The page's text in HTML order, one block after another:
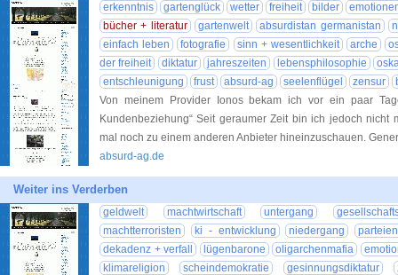
erkenntnis gartenglück wetter freiheit bilder
bücher + literatur
gartenwelt absurdistan germanistan
einfach leben
fotografie sinn + wesentlichkeit arche
der freiheit
diktatur jahreszeiten lebensphilosophie
entschleunigung
frust absurd-ag seelenflügel zensur
Von meinem Provider Ionos bekam ich vor ein paar
Kundenbeziehung“ Seit geraumer Zeit bin ich jedoch nicht
mal noch zu einem anderen Anbieter hineinzuschauen.
absurd-ag.de
Weiter ins Verderben
geldwelt machtwirtschaft untergang
machtterroristen
ki - entwicklung niedergang
dekadenz + verfall
lügenbarone oligarchenmafia
klimareligion
scheindemokratie gesinnungsdiktatur